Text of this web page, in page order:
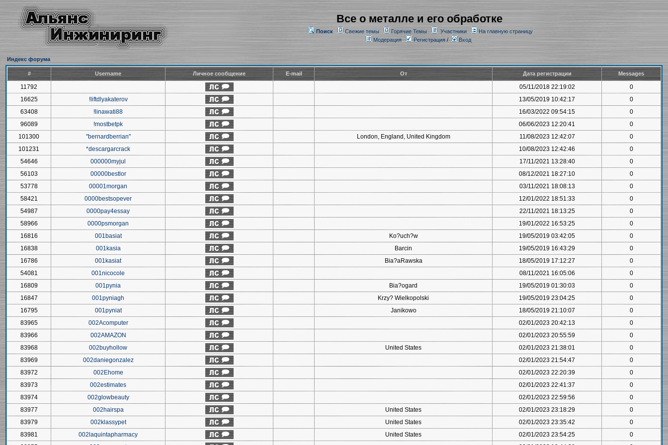
Все о металле и его обработке
Поиск Свежие темы Горячие Темы Участники
На главную страницу
Модерация
Регистрация/ Вход
Индекс форума
# Username Личное сообщение E-mail От Дата регистрации Messages
11792 05/11/2018 22:19:02
0
16625
!liftdlyakaterov 13/05/2019 10:42:17
0
63408
!linawati88 16/03/2022 09:54:15
0
96089
!mostbetpk 06/06/2023 12:20:41
0
101300
"bernardberrian" London, England, United Kingdom 11/08/2023 12:42:07
0
101231
*descargarcrack 10/08/2023 12:42:46
0
54646
000000myjul 17/11/2021 13:28:40
0
56103
00000bestlor 08/12/2021 18:27:10
0
53778
00001morgan 03/11/2021 18:08:13
0
58421
0000bestsopever 12/01/2022 18:51:33
0
54987
0000pay4essay 22/11/2021 18:13:25
0
58966
0000psmorgan 19/01/2022 16:53:25
0
16816
001basiat Ko?uch?w 19/05/2019 03:42:05
0
16838
001kasia Barcin 19/05/2019 16:43:29
0
16786
001kasiat Bia?aRawska 18/05/2019 17:12:27
0
54081
001nicocole 08/11/2021 16:05:06
0
16809
001pynia Bia?ogard 19/05/2019 01:30:03
0
16847
001pyniagh Krzy? Wielkopolski 19/05/2019 23:04:25
0
16795
001pyniat Janikowo 18/05/2019 21:10:07
0
83965
002Acomputer 02/01/2023 20:42:13
0
83966
002AMAZON 02/01/2023 20:55:59
0
83968
002buyhollow United States 02/01/2023 21:38:01
0
83969
002daniegonzalez 02/01/2023 21:54:47
0
83972
002Ehome 02/01/2023 22:20:39
0
83973
002estimates 02/01/2023 22:41:37
0
83974
002glowbeauty 02/01/2023 22:59:56
0
83977
002hairspa United States 02/01/2023 23:18:29
0
83979
002klassypet United States 02/01/2023 23:35:42
0
83981
002laquintapharmacy United States 02/01/2023 23:54:25
0